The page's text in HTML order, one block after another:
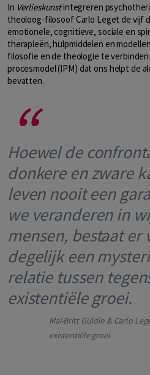
In Verlieskunstintegreren
theoloog-filosoof Carlo Leget de vijf
emotionele, cognitieve, sociale en
therapieën, hulpmiddelen en
filosofie en de theologie te
procesmodel (IPM) dat ons helpt de
bevatten.
Hoewel de
donkere en zware
leven nooit een
we veranderen in
mensen, bestaat er
degelijk een
relatie tussen
existentiële groei.
Mai-Britt Guldin & Carlo
existentiële groei